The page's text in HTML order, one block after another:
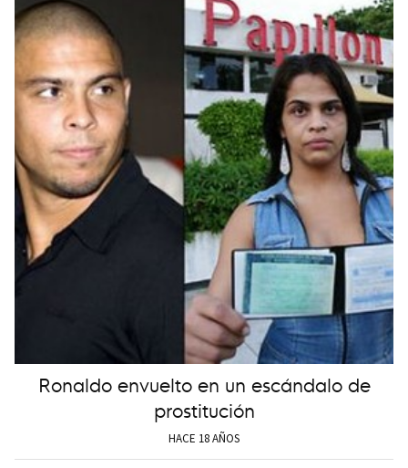
Ronaldo envuelto en un escándalo de
prostitución
HACE 18 AÑOS